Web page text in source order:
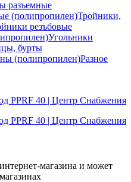
разъемные
(полипропилен)Тройники,
резъбовые
Угольники
бурты
(полипропилен)Разное
магазина и может